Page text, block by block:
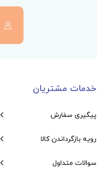
خدمات مشتریان
پیگیری سفارش
رویه بازگرداندن کالا
سوالات متداول